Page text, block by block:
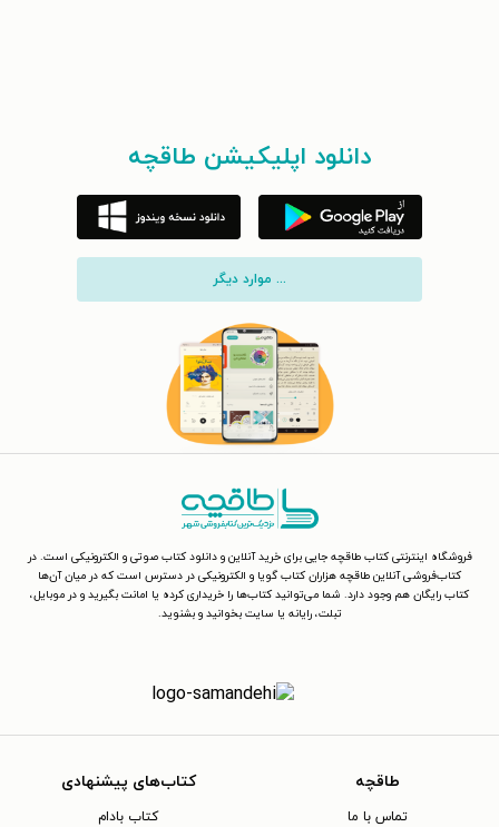
دانلود اپلیکیشن طاقچه
... موارد دیگر
فروشگاه اینترنتی کتاب طاقچه جایی برای خرید آنلاین و دانلود کتاب صوتی و الکترونیکی است. در
کتاب‌فروشی آنلاین طاقچه هزاران کتاب گویا و الکترونیکی در دسترس است که در میان آن‌ها
کتاب رایگان هم وجود دارد. شما می‌توانید کتاب‌ها را خریداری کرده یا امانت بگیرید و در موبایل،
تبلت، رایانه یا سایت بخوانید و بشنوید.
طاقچه
تماس با ما
کتاب‌های پیشنهادی
کتاب بادام